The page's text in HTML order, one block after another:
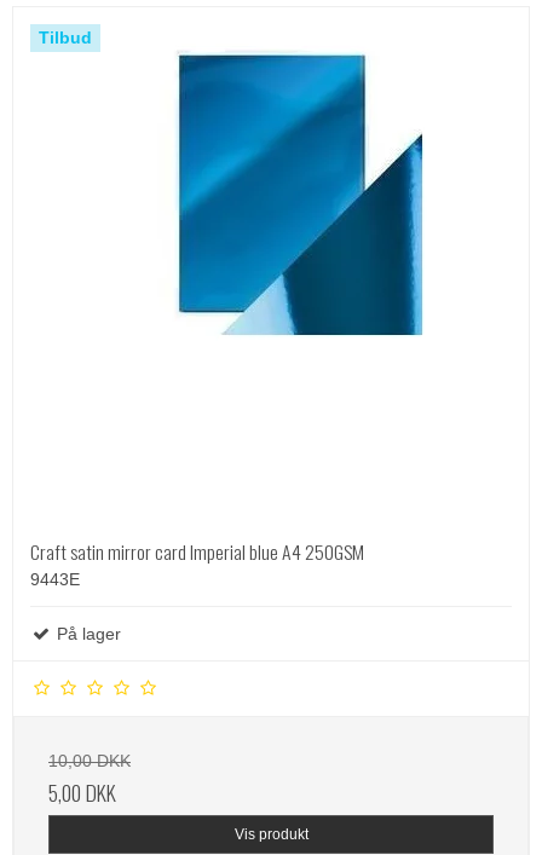
Tilbud
Craft satin mirror card Imperial blue A4 250GSM
9443E
På lager
10,00 DKK
5,00 DKK
Vis produkt